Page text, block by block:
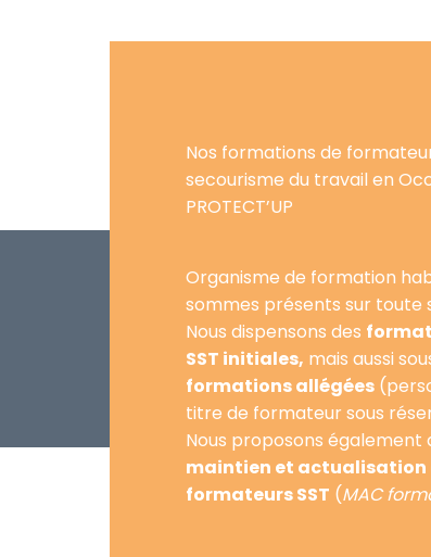
Nos formations de
secourisme du travail en
PROTECT’UP
Organisme de formation
sommes présents sur toute
Nous dispensons des
SST initiales, mais aussi
formations allégées
titre de formateur sous
Nous proposons également
maintien et actualisation
formateurs SST (MAC